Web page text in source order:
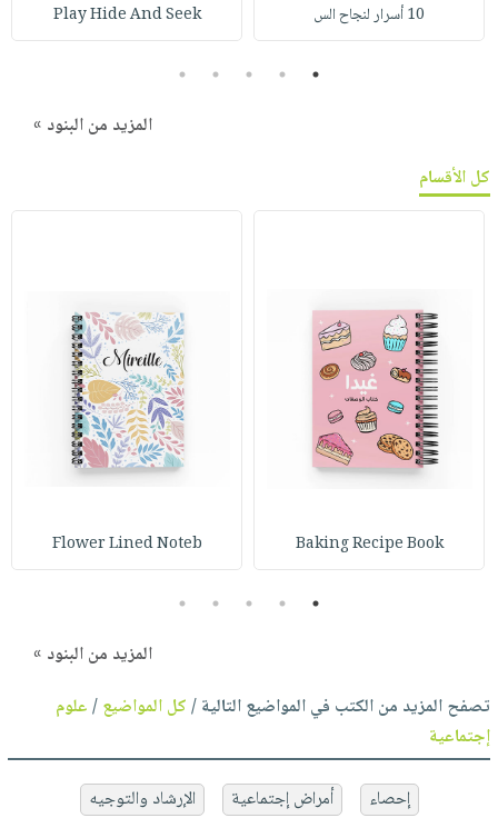
10 أسرار لنجاح الس Play Hide And Seek
1
2
3
4
5
المزيد من البنود »
كل الأقسام
Baking Recipe Book
Flower Lined Noteb
1
2
3
4
5
المزيد من البنود »
تصفح المزيد من الكتب في المواضيع التالية /كل المواضيع/علوم
إجتماعية
إحصاء أمراض إجتماعية
الإرشاد والتوجيه